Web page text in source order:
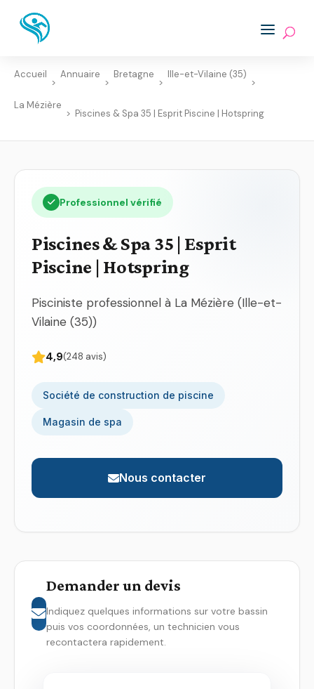
Accueil
>
Annuaire
>
Bretagne
>
Ille-et-Vilaine (35)
>
La Mézière
> Piscines & Spa 35 | Esprit Piscine | Hotspring
Professionnel vérifié
Piscines & Spa 35 | Esprit
Piscine | Hotspring
Pisciniste professionnel à La Mézière (Ille-et-
Vilaine (35))
4,9(248 avis)
Société de construction de piscine
Magasin de spa
Nous contacter
Demander un devis
Indiquez quelques informations sur votre bassin
puis vos coordonnées, un technicien vous
recontactera rapidement.